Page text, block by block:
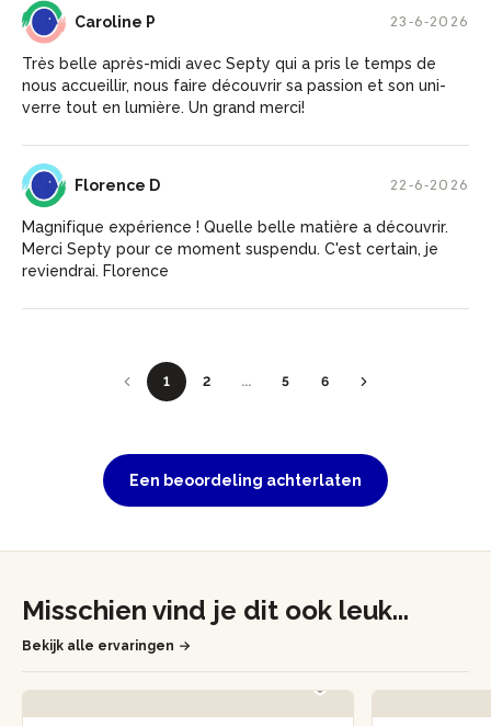
CP Caroline P 23-6-2026
Très belle après-midi avec Septy qui a pris le temps de
nous accueillir, nous faire découvrir sa passion et son uni-
verre tout en lumière. Un grand merci!
FD Florence D 22-6-2026
Magnifique expérience ! Quelle belle matière a découvrir.
Merci Septy pour ce moment suspendu. C'est certain, je
reviendrai. Florence
1 2 ... 5 6
Een beoordeling achterlaten
Misschien vind je dit ook leuk...
Bekijk alle ervaringen